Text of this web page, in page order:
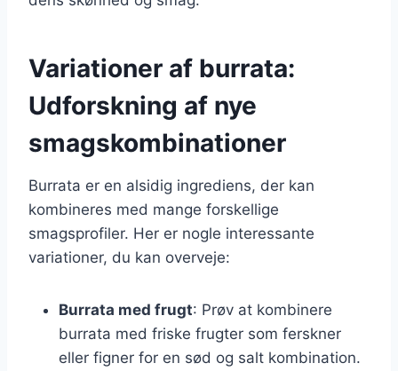
Variationer af burrata:
Udforskning af nye
smagskombinationer
Burrata er en alsidig ingrediens, der kan
kombineres med mange forskellige
smagsprofiler. Her er nogle interessante
variationer, du kan overveje:
Burrata med frugt: Prøv at kombinere
burrata med friske frugter som ferskner
eller figner for en sød og salt kombination.